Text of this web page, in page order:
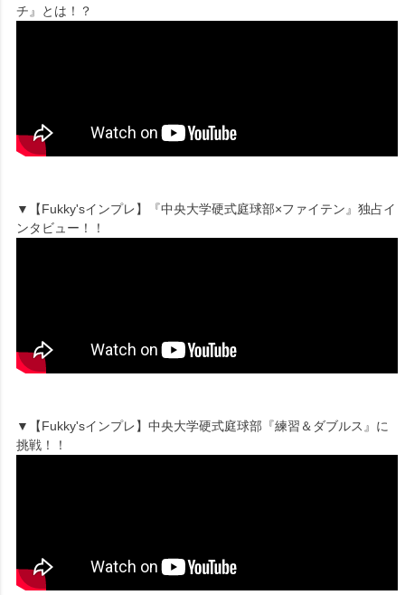
チ』とは！？
▼【Fukky'sインプレ】『中央大学硬式庭球部×ファイテン』独占イ
ンタビュー！！
▼【Fukky'sインプレ】中央大学硬式庭球部『練習＆ダブルス』に
挑戦！！